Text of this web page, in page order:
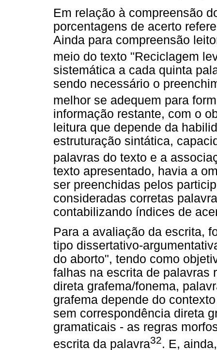
Em relação à compreensão
porcentagens de acerto
Ainda para compreensão
meio do texto "Reciclagem
sistemática a cada quinta
sendo necessário o
melhor se adequem para
informação restante, com o
leitura que depende da
estruturação sintática,
palavras do texto e a
texto apresentado, havia a
ser preenchidas pelos
consideradas corretas
contabilizando índices de
Para a avaliação da escrita,
tipo dissertativo-
do aborto", tendo como
falhas na escrita de palavras
direta grafema/fonema,
grafema depende do
sem correspondência direta
gramaticais - as regras
escrita da palavra32. E,